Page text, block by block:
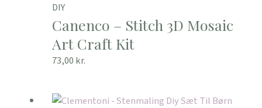
DIY
Canenco – Stitch 3D Mosaic
Art Craft Kit
73,00 kr.
Den
Den